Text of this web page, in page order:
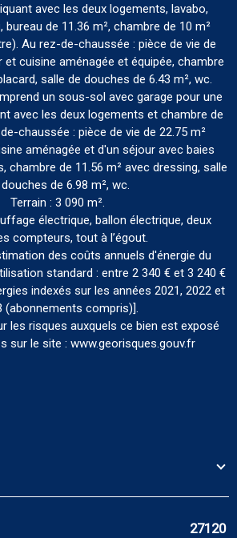
avec les deux logements, lavabo,
bureau de 11.36 m², chambre de 10 m²
Au rez-de-chaussée : pièce de vie de
et cuisine aménagée et équipée, chambre
salle de douches de 6.43 m², wc.
un sous-sol avec garage pour une
avec les deux logements et chambre de
chaussée : pièce de vie de 22.75 m²
aménagée et d'un séjour avec baies
chambre de 11.56 m² avec dressing, salle
de 6.98 m², wc.
Terrain : 3 090 m².
électrique, ballon électrique, deux
compteurs, tout à l’égout.
des coûts annuels d'énergie du
standard : entre 2 340 € et 3 240 €
indexés sur les années 2021, 2022 et
(abonnements compris)].
les risques auxquels ce bien est exposé
sur le site : www.georisques.gouv.fr
27120